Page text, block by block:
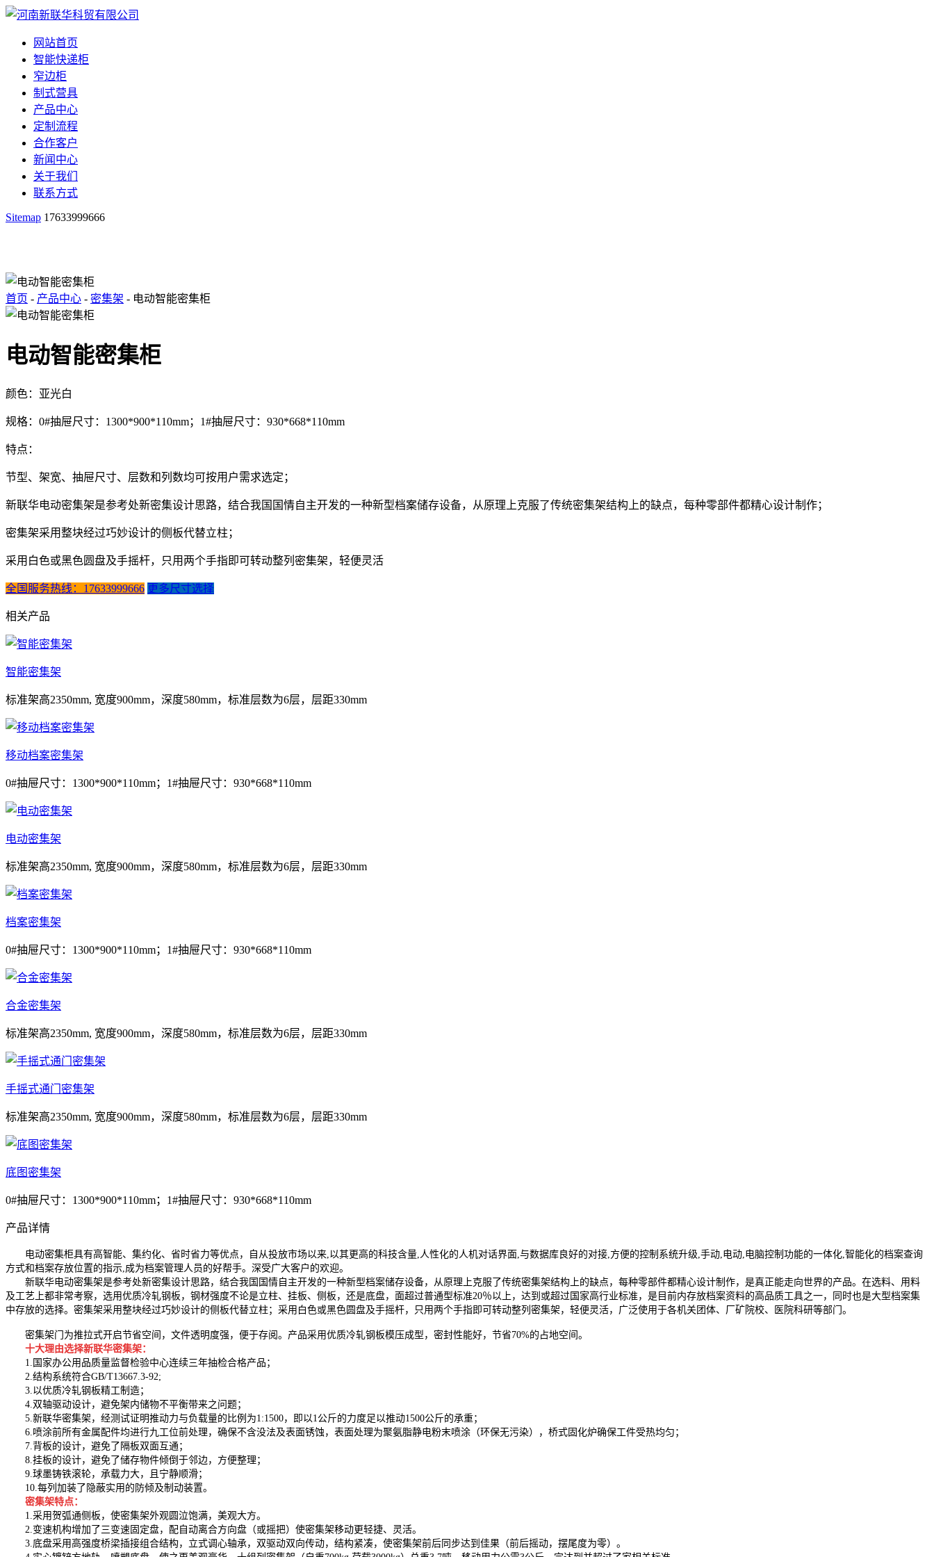
网站首页
智能快递柜
窄边柜
制式营具
产品中心
定制流程
合作客户
新闻中心
关于我们
联系方式
Sitemap 17633999666
首页 - 产品中心 - 密集架 - 电动智能密集柜
电动智能密集柜
颜色：亚光白
规格：0#抽屉尺寸：1300*900*110mm；1#抽屉尺寸：930*668*110mm
特点：
节型、架宽、抽屉尺寸、层数和列数均可按用户需求选定；
新联华电动密集架是参考处新密集设计思路，结合我国国情自主开发的一种新型档案储存设备，从原理上克服了传统密集架结构上的缺点，每种零部件都精心设计制作；
密集架采用整块经过巧妙设计的侧板代替立柱；
采用白色或黑色圆盘及手摇杆，只用两个手指即可转动整列密集架，轻便灵活
全国服务热线：17633999666 更多尺寸选择
相关产品
智能密集架
标准架高2350mm, 宽度900mm，深度580mm，标准层数为6层，层距330mm
移动档案密集架
0#抽屉尺寸：1300*900*110mm；1#抽屉尺寸：930*668*110mm
电动密集架
标准架高2350mm, 宽度900mm，深度580mm，标准层数为6层，层距330mm
档案密集架
0#抽屉尺寸：1300*900*110mm；1#抽屉尺寸：930*668*110mm
合金密集架
标准架高2350mm, 宽度900mm，深度580mm，标准层数为6层，层距330mm
手摇式通门密集架
标准架高2350mm, 宽度900mm，深度580mm，标准层数为6层，层距330mm
底图密集架
0#抽屉尺寸：1300*900*110mm；1#抽屉尺寸：930*668*110mm
产品详情
电动密集柜具有高智能、集约化、省时省力等优点，自从投放市场以来,以其更高的科技含量,人性化的人机对话界面,与数据库良好的对接,方便的控制系统升级,手动,电动,电脑控制功能的一体化,智能化的档案查询
方式和档案存放位置的指示,成为档案管理人员的好帮手。深受广大客户的欢迎。
新联华电动密集架是参考处新密集设计思路，结合我国国情自主开发的一种新型档案储存设备，从原理上克服了传统密集架结构上的缺点，每种零部件都精心设计制作，是真正能走向世界的产品。在选料、用料
及工艺上都非常考察，选用优质冷轧钢板，钢材强度不论是立柱、挂板、侧板，还是底盘，面超过普通型标准20％以上，达到或超过国家高行业标准，是目前内存放档案资料的高品质工具之一，同时也是大型档案集
中存放的选择。密集架采用整块经过巧妙设计的侧板代替立柱；采用白色或黑色圆盘及手摇杆，只用两个手指即可转动整列密集架，轻便灵活，广泛使用于各机关团体、厂矿院校、医院科研等部门。
密集架门为推拉式开启节省空间，文件透明度强，便于存阅。产品采用优质冷轧钢板模压成型，密封性能好，节省70%的占地空间。
十大理由选择新联华密集架：
1.国家办公用品质量监督检验中心连续三年抽检合格产品；
2.结构系统符合GB/T13667.3-92;
3.以优质冷轧钢板精工制造；
4.双轴驱动设计，避免架内储物不平衡带来之问题；
5.新联华密集架，经测试证明推动力与负载量的比例为1:1500，即以1公斤的力度足以推动1500公斤的承重；
6.喷涂前所有金属配件均进行九工位前处理，确保不含没法及表面锈蚀，表面处理为聚氨脂静电粉末喷涂（环保无污染），桥式固化炉确保工件受热均匀；
7.背板的设计，避免了隔板双面互通；
8.挂板的设计，避免了储存物件倾倒于邻边，方便整理；
9.球墨铸铁滚轮，承载力大，且宁静顺滑；
10.每列加装了隐蔽实用的防倾及制动装置。
密集架特点：
1.采用贺弧通侧板，使密集架外观圆泣饱满，美观大方。
2.变速机构增加了三变速固定盘，配自动离合方向盘（或摇把）使密集架移动更轻捷、灵活。
3.底盘采用高强度桥梁插接组合结构，立式调心轴承，双驱动双向传动，结构紧凑，使密集架前后同步达到佳果（前后摇动，摆尾度为零）。